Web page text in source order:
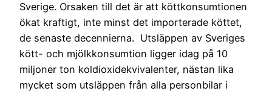
Sverige. Orsaken till det är att köttkonsumtionen
ökat kraftigt, inte minst det importerade köttet,
de senaste decennierna. Utsläppen av Sveriges
kött- och mjölkkonsumtion ligger idag på 10
miljoner ton koldioxidekvivalenter, nästan lika
mycket som utsläppen från alla personbilar i